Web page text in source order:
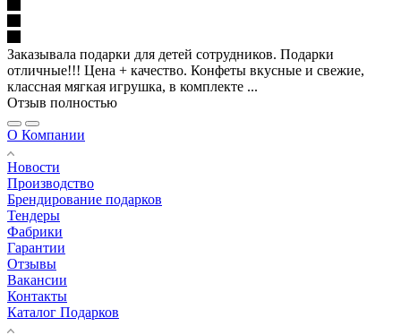
Заказывала подарки для детей сотрудников. Подарки
отличные!!! Цена + качество. Конфеты вкусные и свежие,
классная мягкая игрушка, в комплекте ...
Отзыв полностью
О Компании
Новости
Производство
Брендирование подарков
Тендеры
Фабрики
Гарантии
Отзывы
Вакансии
Контакты
Каталог Подарков